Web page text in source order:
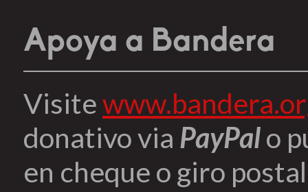
Apoya a Bandera
Visite
donativo via PayPalo
en cheque o giro